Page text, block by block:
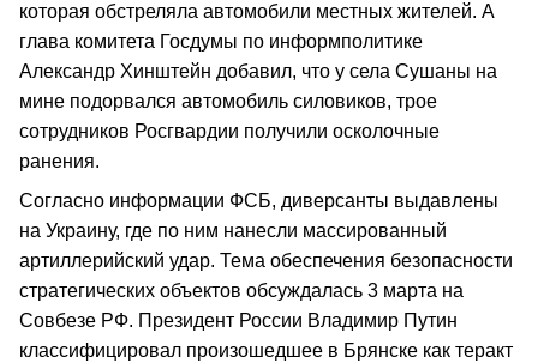
которая обстреляла автомобили местных жителей. А
глава комитета Госдумы по информполитике
Александр Хинштейн добавил, что у села Сушаны на
мине подорвался автомобиль силовиков, трое
сотрудников Росгвардии получили осколочные
ранения.
Согласно информации ФСБ, диверсанты выдавлены
на Украину, где по ним нанесли массированный
артиллерийский удар. Тема обеспечения безопасности
стратегических объектов обсуждалась 3 марта на
Совбезе РФ. Президент России Владимир Путин
классифицировал произошедшее в Брянске как теракт